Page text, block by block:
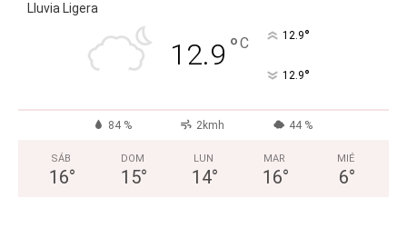
Lluvia Ligera
12.9 °C 12.9°
12.9°
84 % 2kmh 44 %
SÁB
16°
DOM
15°
LUN
14°
MAR
16°
MIÉ
6°